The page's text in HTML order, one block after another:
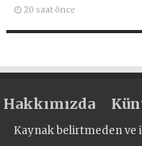
20 saat önce
Hakkımızda
Kaynak belirtmeden ve